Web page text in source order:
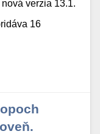
verzia 13.1.
16